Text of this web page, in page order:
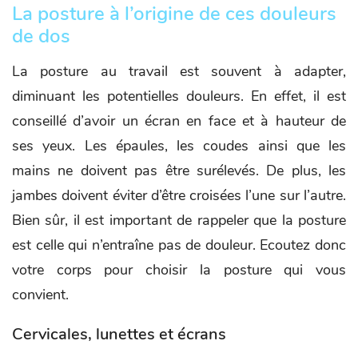
La posture à l’origine de ces douleurs
de dos
La posture au travail est souvent à adapter,
diminuant les potentielles douleurs. En effet, il est
conseillé d’avoir un écran en face et à hauteur de
ses yeux. Les épaules, les coudes ainsi que les
mains ne doivent pas être surélevés. De plus, les
jambes doivent éviter d’être croisées l’une sur l’autre.
Bien sûr, il est important de rappeler que la posture
est celle qui n’entraîne pas de douleur. Ecoutez donc
votre corps pour choisir la posture qui vous
convient.
Cervicales, lunettes et écrans